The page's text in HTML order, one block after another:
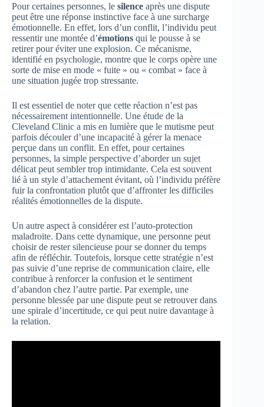
Pour certaines personnes, le silence après une dispute
peut être une réponse instinctive face à une surcharge
émotionnelle. En effet, lors d’un conflit, l’individu peut
ressentir une montée d’émotions qui le pousse à se
retirer pour éviter une explosion. Ce mécanisme,
identifié en psychologie, montre que le corps opère une
sorte de mise en mode « fuite » ou « combat » face à
une situation jugée trop stressante.
Il est essentiel de noter que cette réaction n’est pas
nécessairement intentionnelle. Une étude de la
Cleveland Clinic a mis en lumière que le mutisme peut
parfois découler d’une incapacité à gérer la menace
perçue dans un conflit. En effet, pour certaines
personnes, la simple perspective d’aborder un sujet
délicat peut sembler trop intimidante. Cela est souvent
lié à un style d’attachement évitant, où l’individu préfère
fuir la confrontation plutôt que d’affronter les difficiles
réalités émotionnelles de la dispute.
Un autre aspect à considérer est l’auto-protection
maladroite. Dans cette dynamique, une personne peut
choisir de rester silencieuse pour se donner du temps
afin de réfléchir. Toutefois, lorsque cette stratégie n’est
pas suivie d’une reprise de communication claire, elle
contribue à renforcer la confusion et le sentiment
d’abandon chez l’autre partie. Par exemple, une
personne blessée par une dispute peut se retrouver dans
une spirale d’incertitude, ce qui peut nuire davantage à
la relation.